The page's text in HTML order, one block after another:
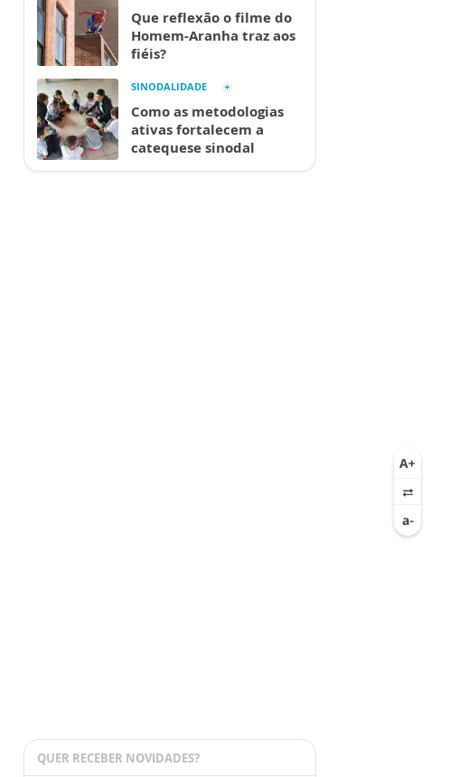
Que reflexão o filme do
Homem-Aranha traz aos
fiéis?
SINODALIDADE
Como as metodologias
ativas fortalecem a
catequese sinodal
QUER RECEBER NOVIDADES?